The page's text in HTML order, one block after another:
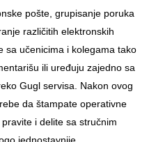
pošte, grupisanje poruka
različitih elektronskih
sa učenicima i kolegama tako
ili uređuju zajedno sa
Gugl servisa. Nakon ovog
da štampate operativne
i delite sa stručnim
jednostavnije.